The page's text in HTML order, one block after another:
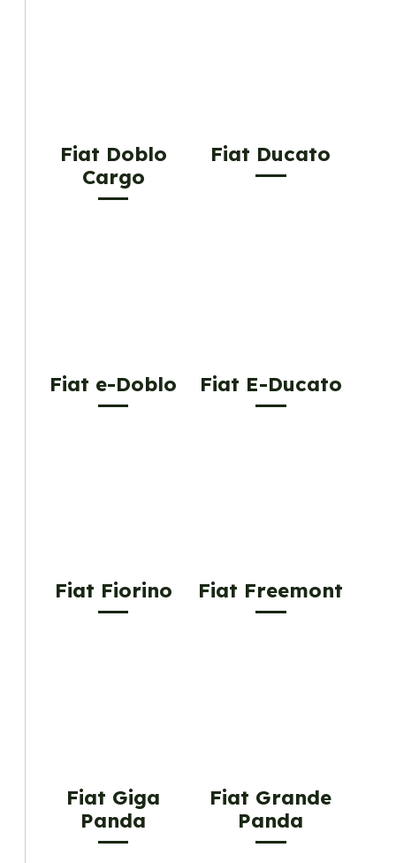
Fiat Doblo
Cargo
Fiat Ducato
Fiat e-Doblo Fiat E-Ducato
Fiat Fiorino Fiat Freemont
Fiat Giga
Panda
Fiat Grande
Panda